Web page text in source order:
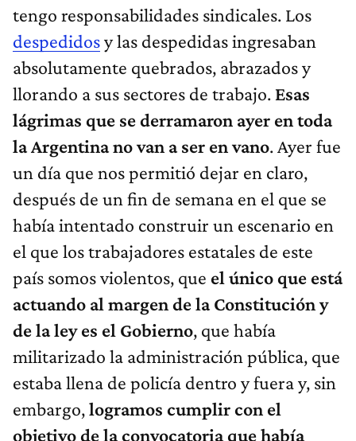
tengo responsabilidades sindicales. Los
despedidosy las despedidas ingresaban
absolutamente quebrados, abrazados y
llorando a sus sectores de trabajo. Esas
lágrimas que se derramaron ayer en toda
la Argentina no van a ser en vano. Ayer fue
un día que nos permitió dejar en claro,
después de un fin de semana en el que se
había intentado construir un escenario en
el que los trabajadores estatales de este
país somos violentos, que el único que está
actuando al margen de la Constitución y
de la ley es el Gobierno, que había
militarizado la administración pública, que
estaba llena de policía dentro y fuera y, sin
embargo,logramos cumplir con el
objetivo de la convocatoria que había